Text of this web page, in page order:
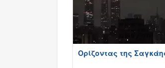
Ορίζοντας της